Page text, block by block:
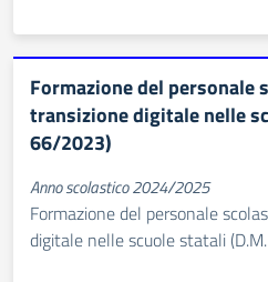
Formazione del personale
transizione digitale nelle
66/2023)
Anno scolastico 2024/2025
Formazione del personale
digitale nelle scuole statali